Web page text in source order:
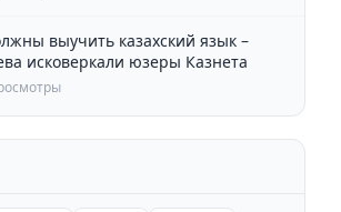
выучить казахский язык –
исковеркали юзеры Казнета